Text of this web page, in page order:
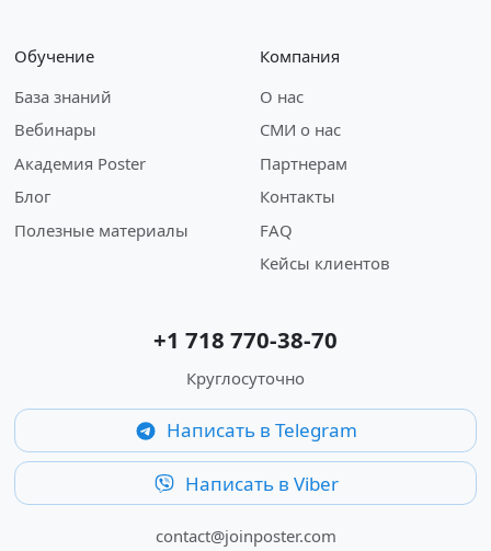
Обучение
База знаний
Вебинары
Академия Poster
Блог
Полезные материалы
Компания
О нас
СМИ о нас
Партнерам
Контакты
FAQ
Кейсы клиентов
+1 718 770-38-70
Круглосуточно
Написать в Telegram
Написать в Viber
contact@joinposter.com